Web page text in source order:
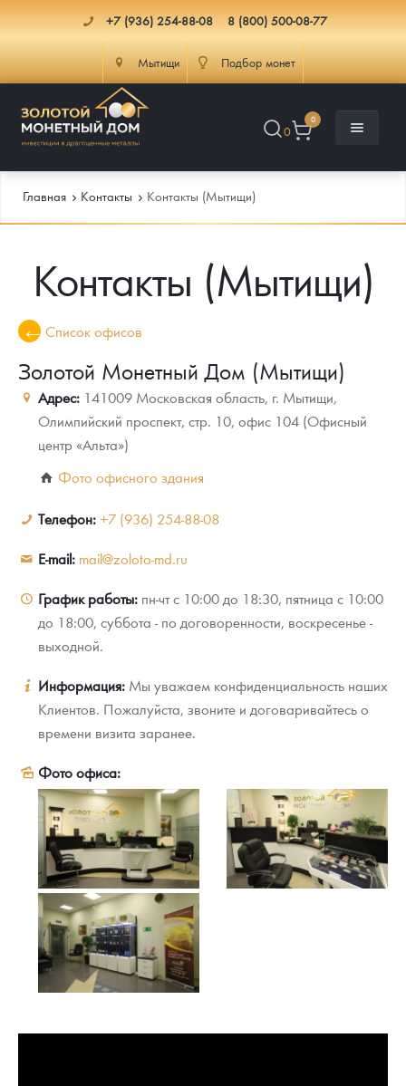
+7 (936) 254-88-08 8 (800) 500-08-77
Мытищи Подбор монет
0
0
Каталог Монет
Инвестиционные монеты
Монеты Россия и СССР
Иностранные
Памятные и старинные монеты
Памятные монеты России и СССР
Монеты и жетоны ЗМД
Гарри Поттер
Флот: ледоколы и корабли
Жетоны "Необыкновенные обитатели глубин"
Ювелирные изделия
Русская нумизматика
Золотая карманная галерея
Наборы подарочных и коллекционных монет
Монеты и жетоны из недрагоценных металлов
Книги по нумизматике
Инфо
Как сделать заказ
Подлинность монет
Клуб ЗМД
Условия возврата
Политика конфиденциальности
Политика использования Cookies
Положение по обработке и защите персональных данных
Доставка
Услуги
Подбор монет
Новости
2026 год
Письмо директору
Главная Контакты Контакты (Мытищи)
Контакты (Мытищи)
Список офисов
Золотой Монетный Дом (Мытищи)
Адрес: 141009 Московская область, г. Мытищи,
Олимпийский проспект, стр. 10, офис 104 (Офисный
центр «Альта»)
Фото офисного здания
Телефон:+7 (936) 254-88-08
E-mail: mail@zoloto-md.ru
График работы: пн-чт с 10:00 до 18:30, пятница с 10:00
до 18:00, суббота - по договоренности, воскресенье -
выходной.
Информация: Мы уважаем конфиденциальность наших
Клиентов. Пожалуйста, звоните и договаривайтесь о
времени визита заранее.
Фото офиса: